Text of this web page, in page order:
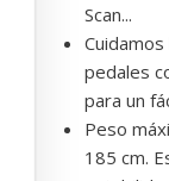
Scan...
pedales
para un
Peso
185 cm.